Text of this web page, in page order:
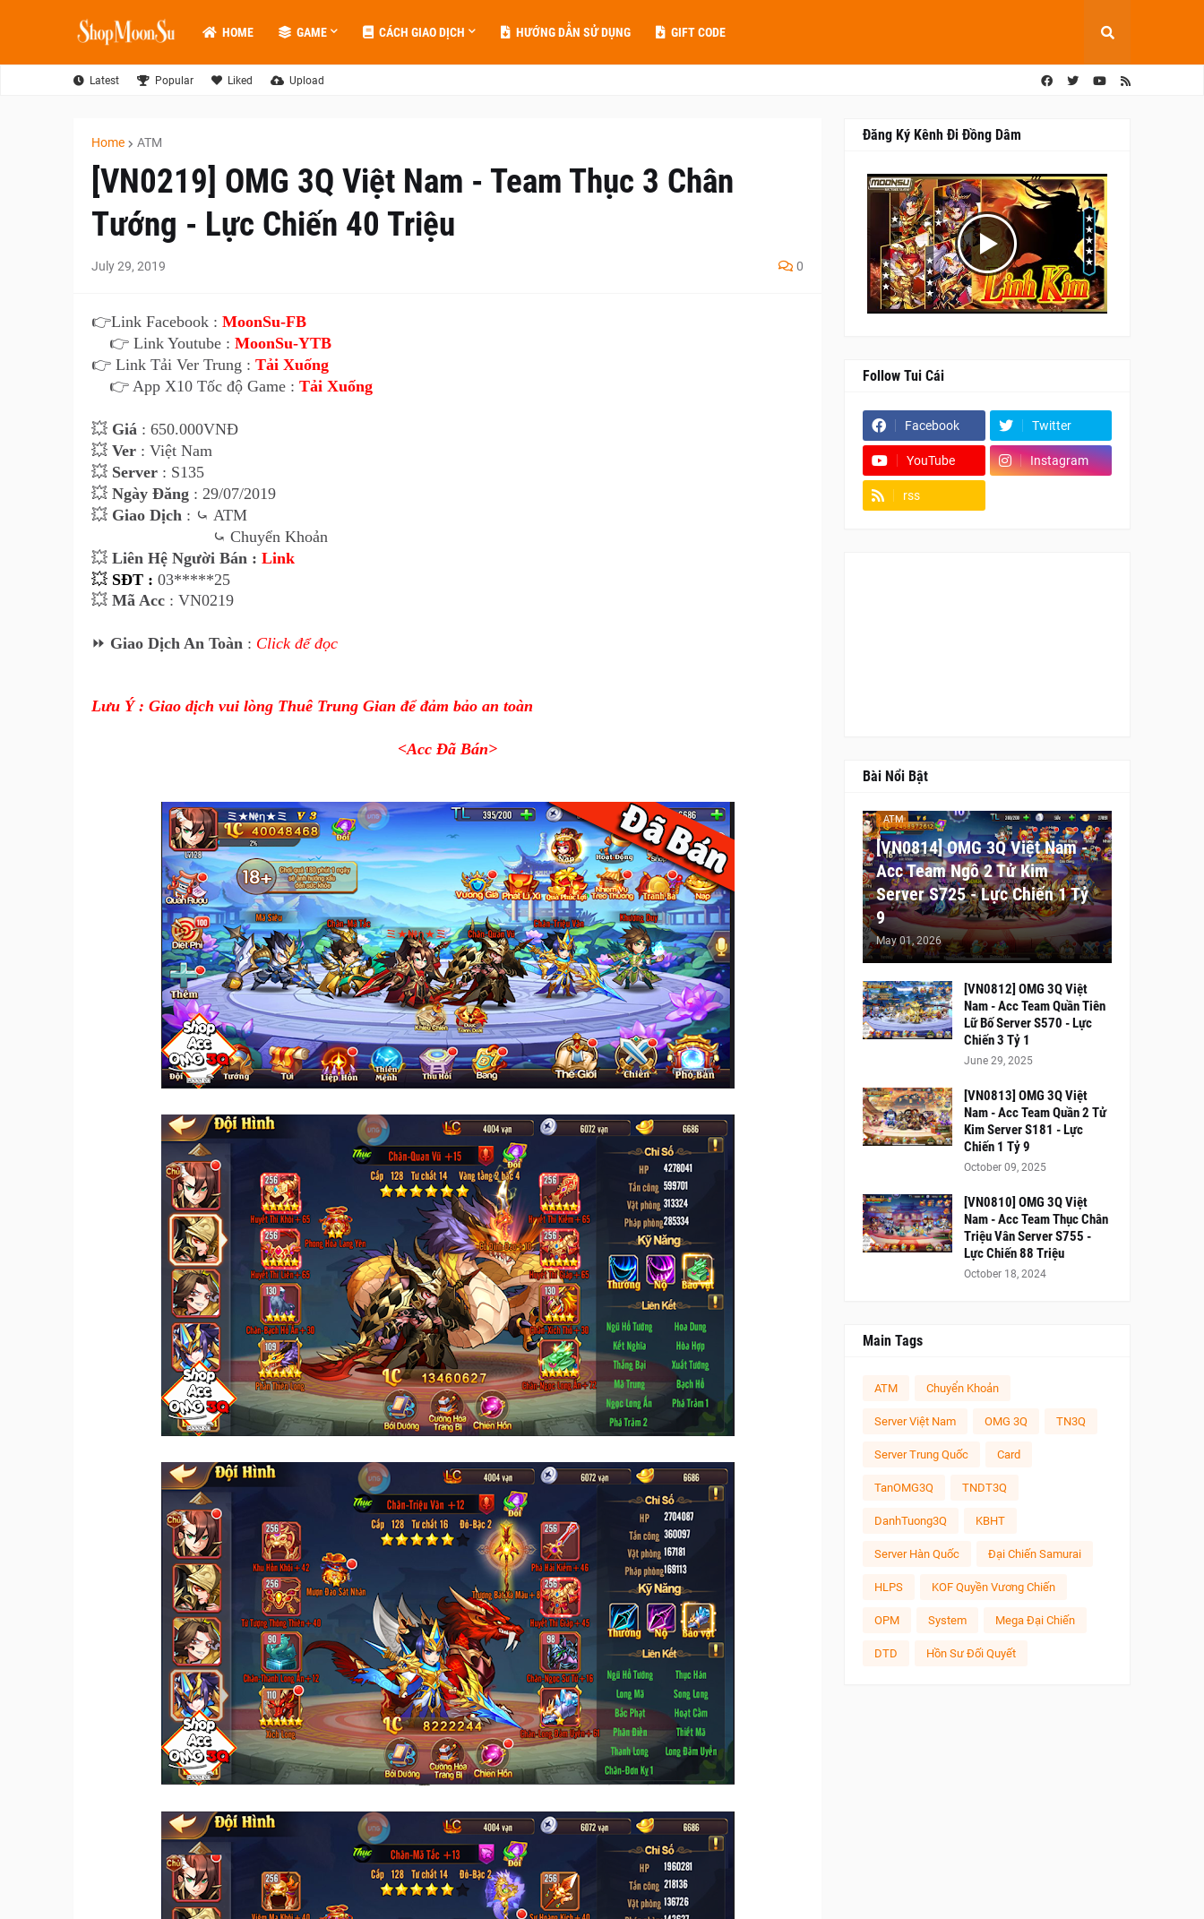
HOME GAME CÁCH GIAO DỊCH HƯỚNG DẪN SỬ DỤNG GIFT CODE
Latest Popular Liked Upload
Home ATM
[VN0219] OMG 3Q Việt Nam - Team Thục 3 Chân
Tướng - Lực Chiến 40 Triệu
July 29, 2019 0
👉Link Facebook : MoonSu-FB
👉 Link Youtube : MoonSu-YTB
👉 Link Tải Ver Trung : Tải Xuống
👉 App X10 Tốc độ Game : Tải Xuống
💥 Giá : 650.000VNĐ
💥 Ver : Việt Nam
💥 Server : S135
💥 Ngày Đăng : 29/07/2019
💥 Giao Dịch : ⤿ ATM
⤿ Chuyển Khoản
💥 Liên Hệ Người Bán : Link
💥 SĐT : 03*****25
💥 Mã Acc : VN0219
⏩ Giao Dịch An Toàn : Click để đọc
Lưu Ý : Giao dịch vui lòng Thuê Trung Gian để đảm bảo an toàn
<Acc Đã Bán>
Đăng Ký Kênh Đi Đồng Dâm
Follow Tui Cái
Facebook Twitter
YouTube Instagram
rss
Bài Nổi Bật
ATM
[VN0814] OMG 3Q Việt Nam -
Acc Team Ngô 2 Tử Kim
Server S725 - Lực Chiến 1 Tỷ
9
May 01, 2026
[VN0812] OMG 3Q Việt
Nam - Acc Team Quần Tiên
Lữ Bố Server S570 - Lực
Chiến 3 Tỷ 1
June 29, 2025
[VN0813] OMG 3Q Việt
Nam - Acc Team Quần 2 Tử
Kim Server S181 - Lực
Chiến 1 Tỷ 9
October 09, 2025
[VN0810] OMG 3Q Việt
Nam - Acc Team Thục Chân
Triệu Vân Server S755 -
Lực Chiến 88 Triệu
October 18, 2024
Main Tags
ATM Chuyển Khoản
Server Việt Nam OMG 3Q TN3Q
Server Trung Quốc Card
TanOMG3Q TNDT3Q
DanhTuong3Q KBHT
Server Hàn Quốc Đại Chiến Samurai
HLPS KOF Quyền Vương Chiến
OPM System Mega Đại Chiến
DTD Hồn Sư Đối Quyết